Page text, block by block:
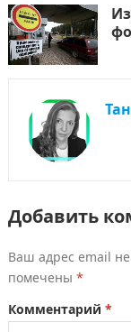
Добавить
Ваш адрес email не
помечены *
Комментарий *